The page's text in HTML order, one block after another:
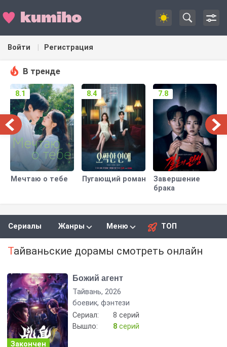
Войти Регистрация
В тренде
Мечтаю о тебе
8.1
Пугающий роман
8.4
Завершение
брака
7.8
Сериалы Жанры Меню ТОП
Тайваньские дорамы смотреть онлайн
Божий агент
Тайвань, 2026
боевик, фэнтези
Сериал:
8 серий
Вышло:
8 серий
Закончен